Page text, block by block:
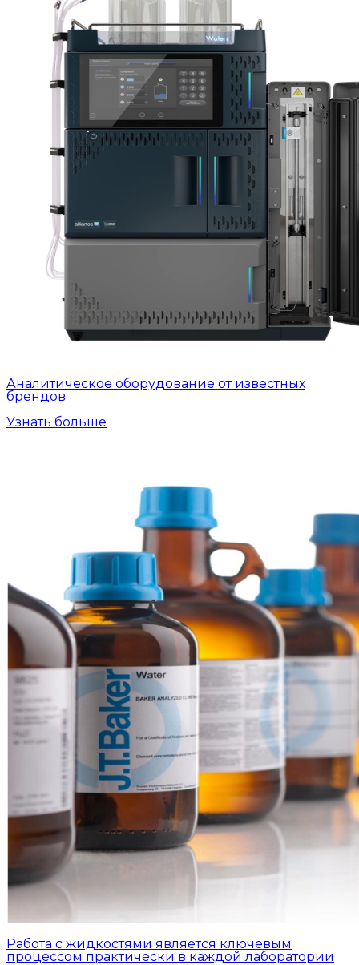
Аналитическое оборудование от известных
брендов
Узнать больше
Работа с жидкостями является ключевым
процессом практически в каждой лаборатории